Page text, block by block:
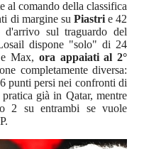
al comando della classifica
di margine su Piastri e 42
d'arrivo sul traguardo del
dispone "solo" di 24
Max, ora appaiati al 2°
completamente diversa:
punti persi nei confronti di
già in Qatar, mentre
2 su entrambi se vuole